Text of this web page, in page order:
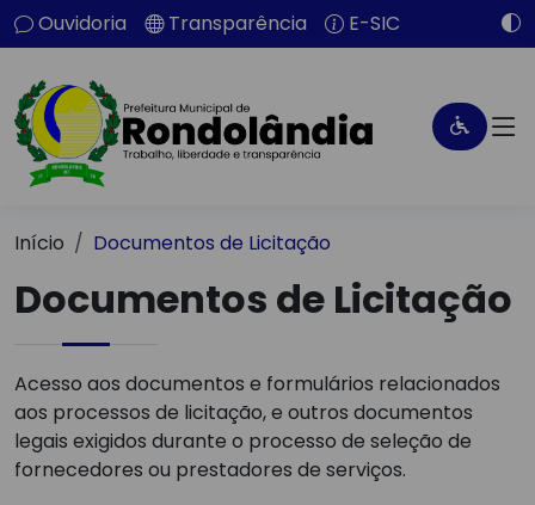
Ouvidoria Transparência E-SIC
Início Documentos de Licitação
Documentos de Licitação
Acesso aos documentos e formulários relacionados
aos processos de licitação, e outros documentos
legais exigidos durante o processo de seleção de
fornecedores ou prestadores de serviços.